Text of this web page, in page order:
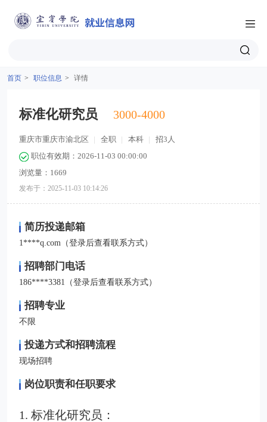
首页 > 职位信息 > 详情
标准化研究员 3000-4000
重庆市重庆市渝北区 | 全职 | 本科 |
招3人
职位有效期：2026-11-03 00:00:00
浏览量：1669
发布于：2025-11-03 10:14:26
简历投递邮箱
1****q.com（登录后查看联系方式）
招聘部门电话
186****3381（登录后查看联系方式）
招聘专业
不限
投递方式和招聘流程
现场招聘
岗位职责和任职要求
1. 标准化研究员：